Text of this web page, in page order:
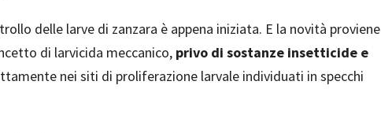
delle larve di zanzara è appena iniziata. E la novità proviene
di larvicida meccanico, privo di sostanze insetticide e
nei siti di proliferazione larvale individuati in specchi